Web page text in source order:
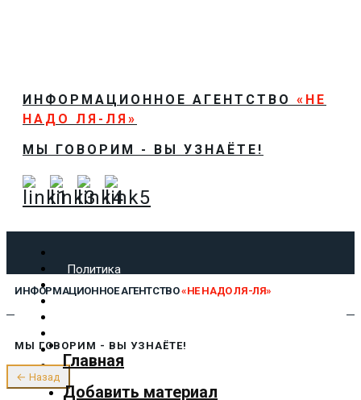
ИНФОРМАЦИОННОЕ АГЕНТСТВО «НЕ
НАДО ЛЯ-ЛЯ»
МЫ ГОВОРИМ - ВЫ УЗНАЁТЕ!
Политика
Экономика
Культура
Предложить новость
О нас
ИНФОРМАЦИОННОЕ АГЕНТСТВО«НЕ НАДО ЛЯ-ЛЯ»
Главная
Добавить материал
МЫ ГОВОРИМ - ВЫ УЗНАЁТЕ!
← Назад